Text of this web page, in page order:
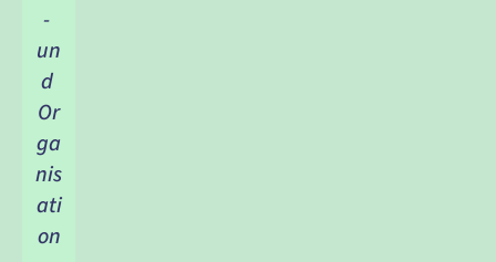
-
un
d
Or
ga
nis
ati
on